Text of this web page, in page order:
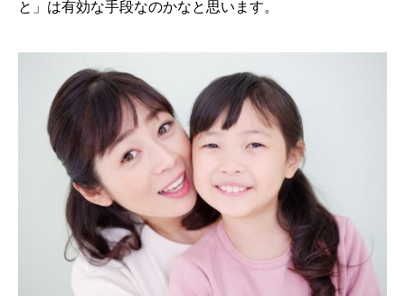
と」は有効な手段なのかなと思います。